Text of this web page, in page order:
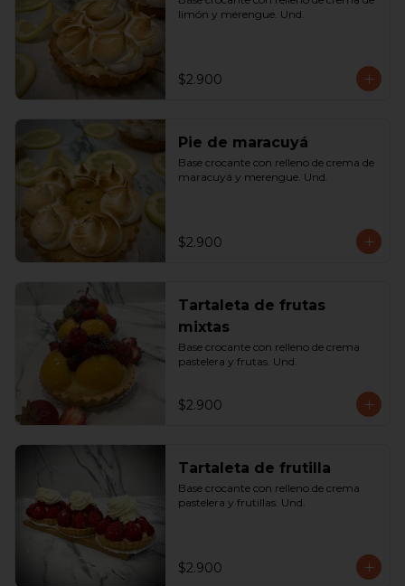
limón y merengue. Und.
$2.900
Pie de maracuyá
Base crocante con relleno de crema de
maracuyá y merengue. Und.
$2.900
Tartaleta de frutas
mixtas
Base crocante con relleno de crema
pastelera y frutas. Und.
$2.900
Tartaleta de frutilla
Base crocante con relleno de crema
pastelera y frutillas. Und.
$2.900